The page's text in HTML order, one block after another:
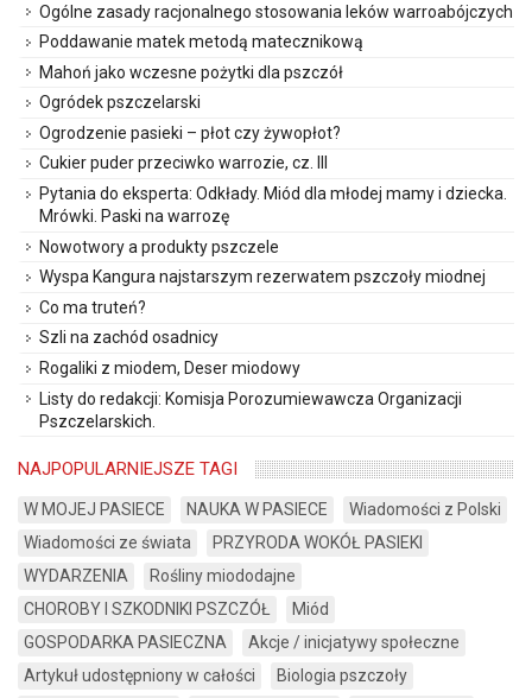
Ogólne zasady racjonalnego stosowania leków warroabójczych
Poddawanie matek metodą matecznikową
Mahoń jako wczesne pożytki dla pszczół
Ogródek pszczelarski
Ogrodzenie pasieki – płot czy żywopłot?
Cukier puder przeciwko warrozie, cz. III
Pytania do eksperta: Odkłady. Miód dla młodej mamy i dziecka.
Mrówki. Paski na warrozę
Nowotwory a produkty pszczele
Wyspa Kangura najstarszym rezerwatem pszczoły miodnej
Co ma truteń?
Szli na zachód osadnicy
Rogaliki z miodem, Deser miodowy
Listy do redakcji: Komisja Porozumiewawcza Organizacji
Pszczelarskich.
NAJPOPULARNIEJSZE TAGI
W MOJEJ PASIECE NAUKA W PASIECE
Wiadomości z Polski
Wiadomości ze świata
PRZYRODA WOKÓŁ PASIEKI
WYDARZENIA
Rośliny miododajne
CHOROBY I SZKODNIKI PSZCZÓŁ
Miód
GOSPODARKA PASIECZNA
Akcje / inicjatywy społeczne
Artykuł udostępniony w całości
Biologia pszczoły